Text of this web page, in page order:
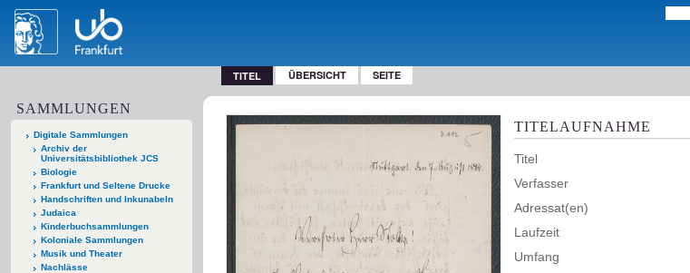
TITEL ÜBERSICHT SEITE
SAMMLUNGEN
Digitale Sammlungen
Archiv der
Universitätsbibliothek JCS
Biologie
Frankfurt und Seltene Drucke
Handschriften und Inkunabeln
Judaica
Kinderbuchsammlungen
Koloniale Sammlungen
Musik und Theater
Nachlässe
TITELAUFNAHME
Titel
Verfasser
Adressat(en)
Laufzeit
Umfang